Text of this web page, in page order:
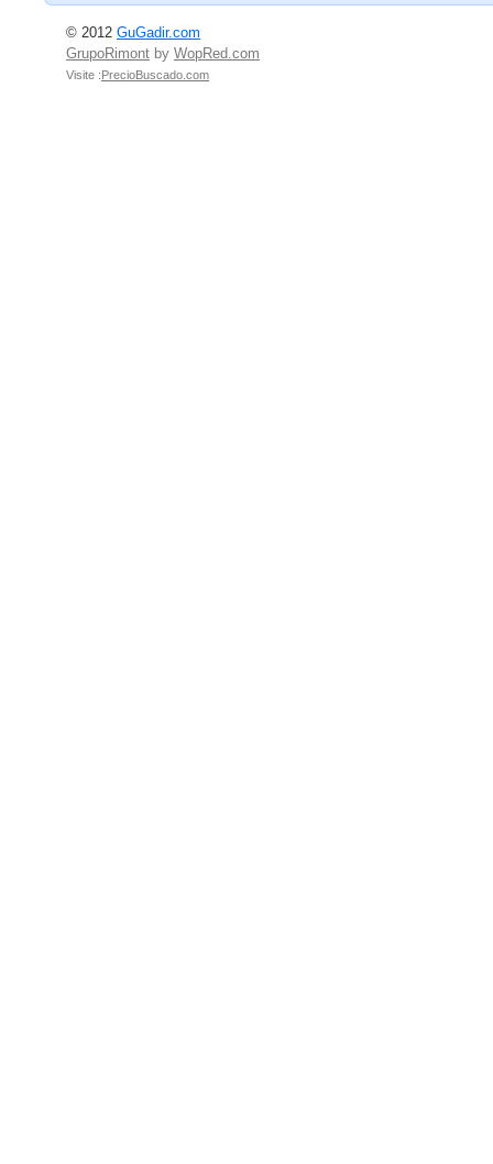
© 2012 GuGadir.com
GrupoRimont by WopRed.com
Visite :PrecioBuscado.com